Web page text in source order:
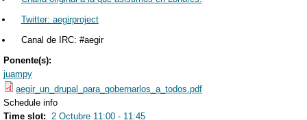
Twitter: aegirproject
Canal de IRC: #aegir
Ponente(s):
juampy
aegir_un_drupal_para_gobernarlos_a_todos.pdf
Schedule info
Time slot: 2 Octubre 11:00 - 11:45